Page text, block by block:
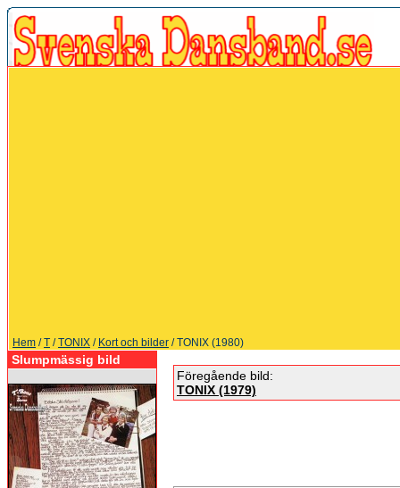
Hem /T /TONIX / Kort och bilder / TONIX (1980)
Slumpmässig bild
Föregående bild:
TONIX (1979)